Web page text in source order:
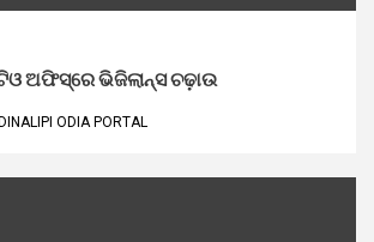
ଅଫିସ୍‌ରେ ଭିଜିଲାନ୍ସ ଚଢ଼ାଉ
DINALIPI ODIA PORTAL